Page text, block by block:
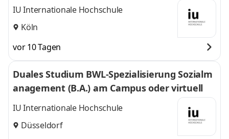
IU Internationale Hochschule
Köln
vor 10 Tagen
Duales Studium BWL-Spezialisierung Sozialm
anagement (B.A.) am Campus oder virtuell
IU Internationale Hochschule
Düsseldorf